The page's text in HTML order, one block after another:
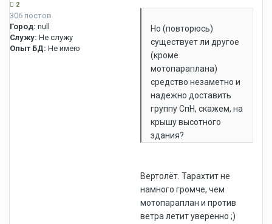
2
306 постов
Город: null
Служу: Не служу
Опыт БД: Не имею
Но (повторюсь)
существует ли другое
(кроме
мотопараплана)
средство незаметно и
надежно доставить
группу СпН, скажем, на
крышу высотного
здания?
Вертолёт. Тарахтит не
намного громче, чем
мотопараплан и против
ветра летит уверенно ;)